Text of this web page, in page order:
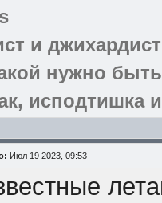
и
нужно
исподтишка
Июл 19 2023, 09:53